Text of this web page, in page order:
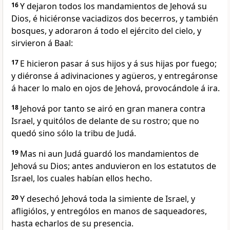
16Y dejaron todos los mandamientos de Jehová su
Dios, é hiciéronse vaciadizos dos becerros, y también
bosques, y adoraron á todo el ejército del cielo, y
sirvieron á Baal:
17 E hicieron pasar á sus hijos y á sus hijas por fuego;
y diéronse á adivinaciones y agüeros, y entregáronse
á hacer lo malo en ojos de Jehová, provocándole á ira.
18 Jehová por tanto se airó en gran manera contra
Israel, y quitólos de delante de su rostro; que no
quedó sino sólo la tribu de Judá.
19 Mas ni aun Judá guardó los mandamientos de
Jehová su Dios; antes anduvieron en los estatutos de
Israel, los cuales habían ellos hecho.
20Y desechó Jehová toda la simiente de Israel, y
afligiólos, y entrególos en manos de saqueadores,
hasta echarlos de su presencia.